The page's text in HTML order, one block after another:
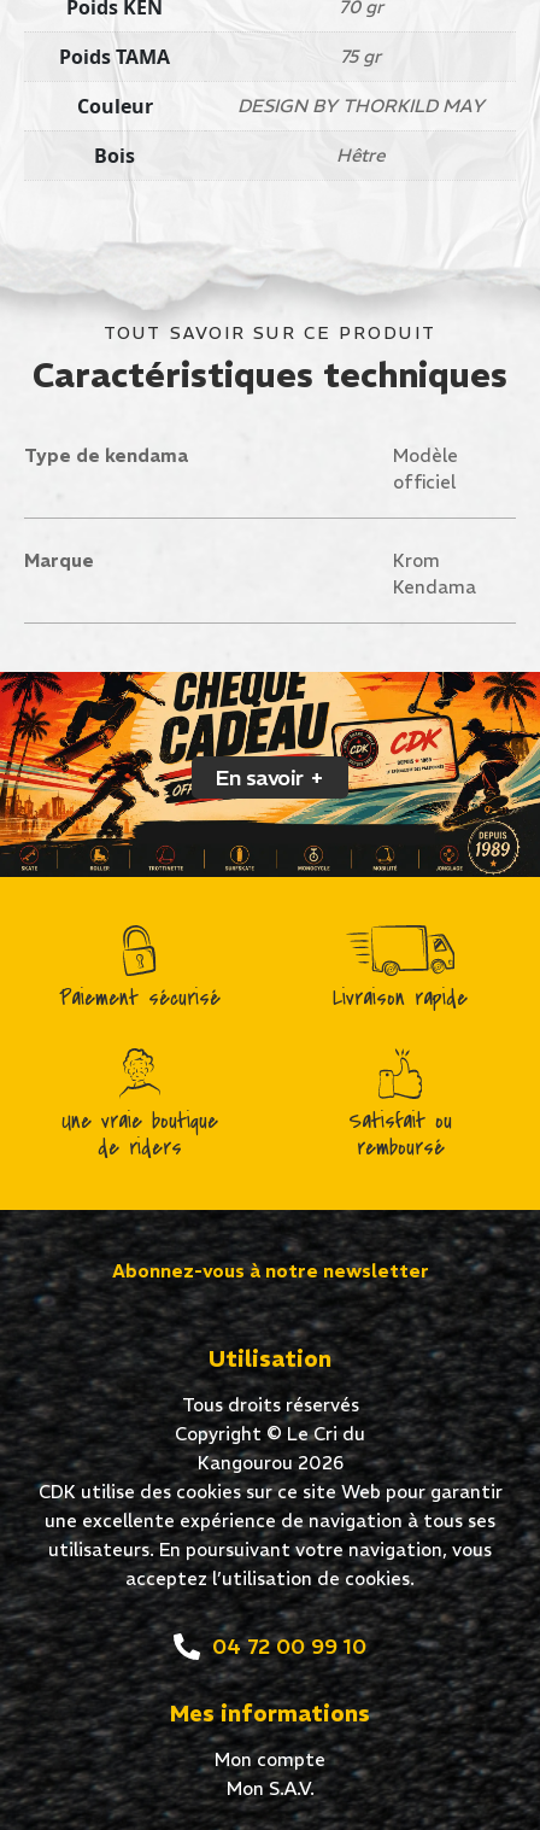
Poids KEN 70 gr
Poids TAMA 75 gr
Couleur DESIGN BY THORKILD MAY
Bois Hêtre
TOUT SAVOIR SUR CE PRODUIT
Caractéristiques techniques
Type de kendama
Modèle
officiel
Marque
Krom
Kendama
En savoir +
Paiement sécurisé Livraison rapide
Une vraie boutique
de riders
Satisfait ou
remboursé
Abonnez-vous à notre newsletter
Utilisation
Tous droits réservés
Copyright © Le Cri du
Kangourou 2026
CDK utilise des cookies sur ce site Web pour garantir
une excellente expérience de navigation à tous ses
utilisateurs. En poursuivant votre navigation, vous
acceptez l’utilisation de cookies.
04 72 00 99 10
Mes informations
Mon compte
Mon S.A.V.